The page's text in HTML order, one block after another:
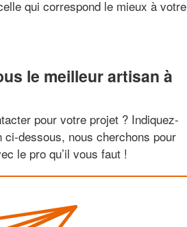
qui correspond le mieux à votre
le meilleur artisan à
pour votre projet ? Indiquez-
dessous, nous cherchons pour
le pro qu’il vous faut !